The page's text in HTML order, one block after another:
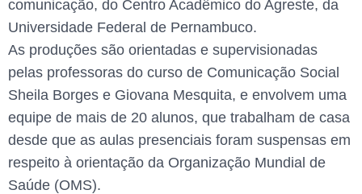
comunicação, do Centro Acadêmico do Agreste, da
Universidade Federal de Pernambuco.
As produções são orientadas e supervisionadas
pelas professoras do curso de Comunicação Social
Sheila Borges e Giovana Mesquita, e envolvem uma
equipe de mais de 20 alunos, que trabalham de casa
desde que as aulas presenciais foram suspensas em
respeito à orientação da Organização Mundial de
Saúde (OMS).